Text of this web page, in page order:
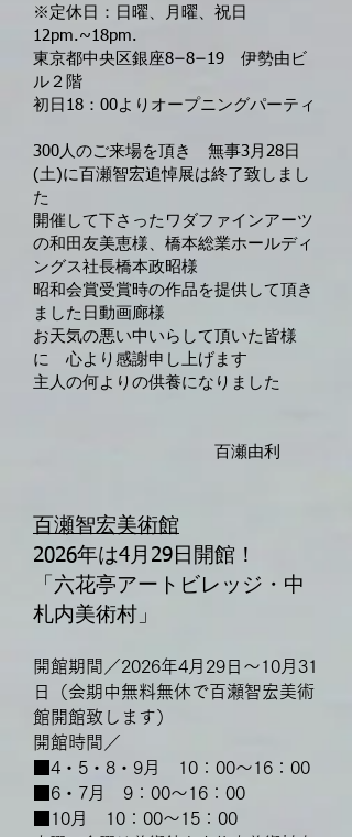
※定休日：日曜、月曜、祝日
12pm.~18pm.
東京都中央区銀座8−8−19 伊勢由ビ
ル２階
初日18：00よりオープニングパーティ
300人のご来場を頂き 無事3月28日
(土)に百瀬智宏追悼展は終了致しまし
た
開催して下さったワダファインアーツ
の和田友美恵様、橋本総業ホールディ
ングス社長橋本政昭様
昭和会賞受賞時の作品を提供して頂き
ました日動画廊様
お天気の悪い中いらして頂いた皆様
に 心より感謝申し上げます
主人の何よりの供養になりました
百瀬由利
百瀬智宏美術館
2026年は4月29日開館！
「六花亭アートビレッジ・中
札内美術村」
​開館期間／2026年4月29日～10月31
日（​会期中無料無休で百瀬智宏美術
館開館致します）
開館時間／
■4・5・8・9月 10：00～16：00
■6・7月 9：00～16：00
■10月 10：00～15：00